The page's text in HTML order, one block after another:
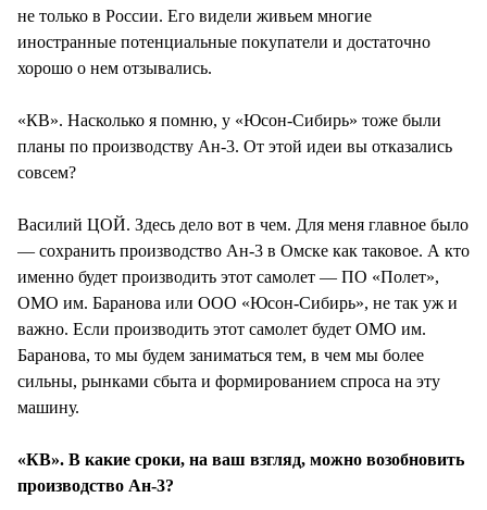
не только в России. Его видели живьем многие
иностранные потенциальные покупатели и достаточно
хорошо о нем отзывались.
«КВ». Насколько я помню, у «Юсон-Сибирь» тоже были
планы по производству Ан-3. От этой идеи вы отказались
совсем?
Василий ЦОЙ. Здесь дело вот в чем. Для меня главное было
— сохранить производство Ан-3 в Омске как таковое. А кто
именно будет производить этот самолет — ПО «Полет»,
ОМО им. Баранова или ООО «Юсон-Сибирь», не так уж и
важно. Если производить этот самолет будет ОМО им.
Баранова, то мы будем заниматься тем, в чем мы более
сильны, рынками сбыта и формированием спроса на эту
машину.
«КВ». В какие сроки, на ваш взгляд, можно возобновить
производство Ан-3?